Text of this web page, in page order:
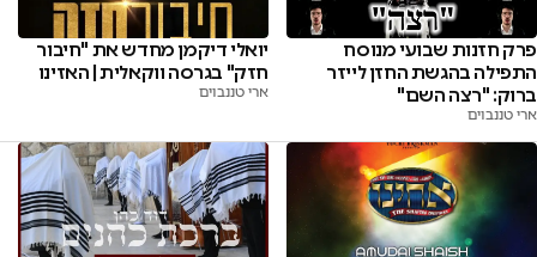
פרק חזנות שבועי מנוסח
התפילה בהגשת החזן לייזר
ברוק: "רצה השם"
ארי טננבוים
יואלי דיקמן מחדש את "חיבור
חזק" בגרסה ווקאלית | האזינו
ארי טננבוים